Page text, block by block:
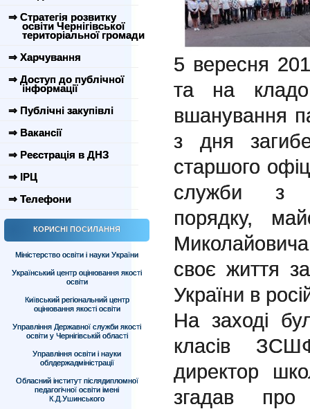
⇒ Стратегія розвитку
освіти Чернігівської
територіальної громади
⇒ Харчування
⇒ Доступ до публічної
інформації
⇒ Публічні закупівлі
⇒ Вакансії
⇒ Реєстрація в ДНЗ
⇒ ІРЦ
⇒ Телефони
КОРИСНІ ПОСИЛАННЯ
Міністерство освіти і науки України
Український центр оцінювання якості
освіти
Київський регіональний центр
оцінювання якості освіти
Управління Державної служби якості
освіти у Чернігівській області
Управління освіти і науки
облдержадміністрації
Обласний інститут післядипломної
педагогічної освіти імені
К.Д.Ушинського
5 вересня
та на
вшанування
з дня
старшого
служби з
порядку,
своє життя
України в
На заході
класів
директор
згадав про